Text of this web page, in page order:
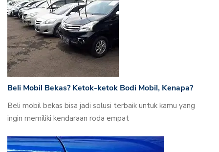
Beli Mobil Bekas? Ketok-ketok Bodi Mobil, Kenapa?
Beli mobil bekas bisa jadi solusi terbaik untuk kamu yang
ingin memiliki kendaraan roda empat